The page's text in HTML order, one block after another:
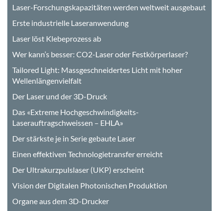
Laser-Forschungskapazitäten werden weltweit ausgebaut
Erste industrielle Laseranwendung
Laser löst Klebeprozess ab
Wer kann’s besser: CO2-Laser oder Festkörperlaser?
Tailored Light: Massgeschneidertes Licht mit hoher
Wellenlängenvielfalt
Der Laser und der 3D-Druck
Das «Extreme Hochgeschwindigkeits-
Laserauftragschweissen – EHLA»
Der stärkste je in Serie gebaute Laser
Einen effektiven Technologietransfer erreicht
Der Ultrakurzpulslaser (UKP) erscheint
Vision der Digitalen Photonischen Produktion
Organe aus dem 3D-Drucker